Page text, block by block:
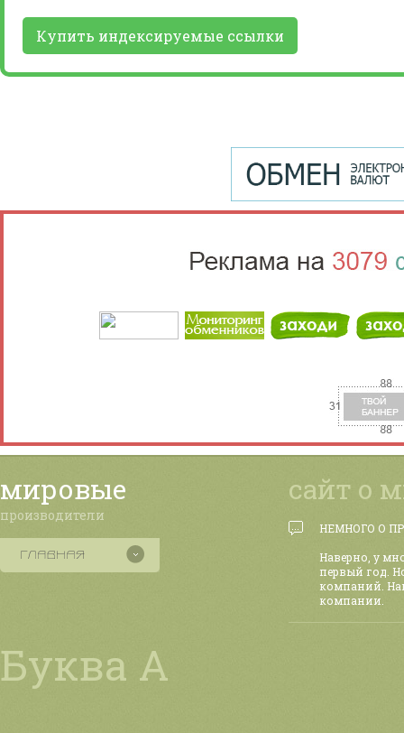
Купить индексируемые ссылки
мировые
производители
сайт о
НЕМНОГО О
Наверно, у
первый год.
компаний.
компании.
Буква А